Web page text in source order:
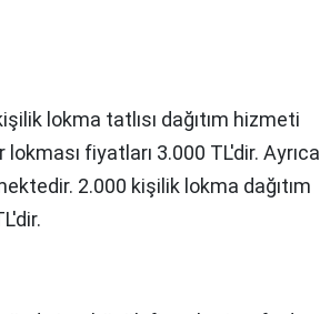
lokma tatlısı dağıtım hizmeti
lokması fiyatları 3.000 TL'dir. Ayrıca
2.000 kişilik lokma dağıtım